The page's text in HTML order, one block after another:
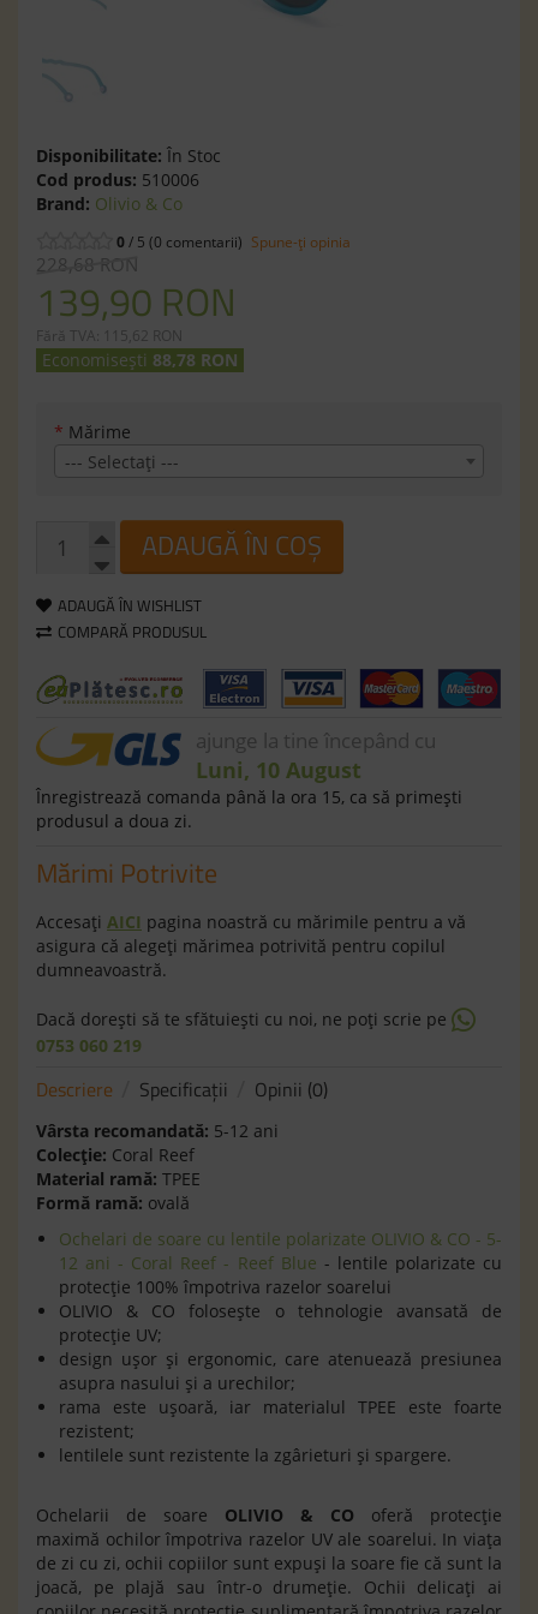
Disponibilitate: În Stoc
Cod produs: 510006
Brand: Olivio & Co
0/ 5 (0 comentarii) Spune-ţi opinia
228,68 RON
139,90 RON
Fără TVA: 115,62 RON
Economisești 88,78 RON
* Mărime
--- Selectaţi ---
ADAUGĂ ÎN COȘ
ADAUGĂ ÎN WISHLIST
COMPARĂ PRODUSUL
ajunge la tine începând cu
Luni, 10 August
Înregistrează comanda până la ora 15, ca să primeşti
produsul a doua zi.
Mărimi Potrivite
Accesaţi AICI pagina noastră cu mărimile pentru a vă
asigura că alegeţi mărimea potrivită pentru copilul
dumneavoastră.
Dacă doreşti să te sfătuieşti cu noi, ne poţi scrie pe
0753 060 219
Descriere Specificaţii Opinii (0)
Vârsta recomandată: 5-12 ani
Colecţie: Coral Reef
Material ramă: TPEE
Formă ramă: ovală
Ochelari de soare cu lentile polarizate OLIVIO & CO - 5-
12 ani - Coral Reef - Reef Blue - lentile polarizate cu
protecţie 100% împotriva razelor soarelui
OLIVIO & CO foloseşte o tehnologie avansată de
protecţie UV;
design uşor şi ergonomic, care atenuează presiunea
asupra nasului şi a urechilor;
rama este uşoară, iar materialul TPEE este foarte
rezistent;
lentilele sunt rezistente la zgârieturi şi spargere.
Ochelarii de soare OLIVIO & CO oferă protecţie
maximă ochilor împotriva razelor UV ale soarelui. In viaţa
de zi cu zi, ochii copiilor sunt expuşi la soare fie că sunt la
joacă, pe plajă sau într-o drumeţie. Ochii delicaţi ai